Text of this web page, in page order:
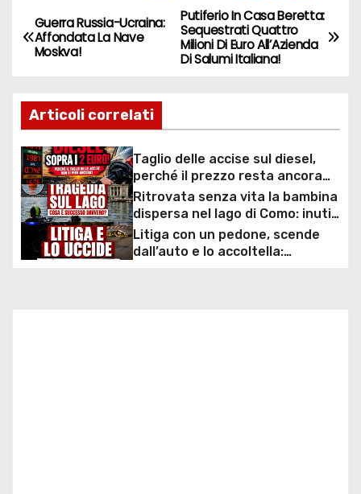
N
a
i
g
a
z
i
Putiferio In Casa Beretta:
Sequestrati Quattro
Milioni Di Euro All’Azienda
Di Salumi Italiana!
Guerra Russia-Ucraina:
Affondata La Nave
Moskva!
Articoli correlati
Taglio delle accise sul diesel,
perché il prezzo resta ancora
sopra i 2 euro nonostante lo
sconto deciso dal Governo
Ritrovata senza vita la bambina
dispersa nel lago di Como: inutili
ore di ricerche dei
sommozzatori
Litiga con un pedone, scende
dall’auto e lo accoltella: